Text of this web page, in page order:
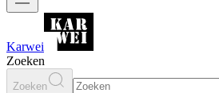
Karwei
Zoeken
Zoeken